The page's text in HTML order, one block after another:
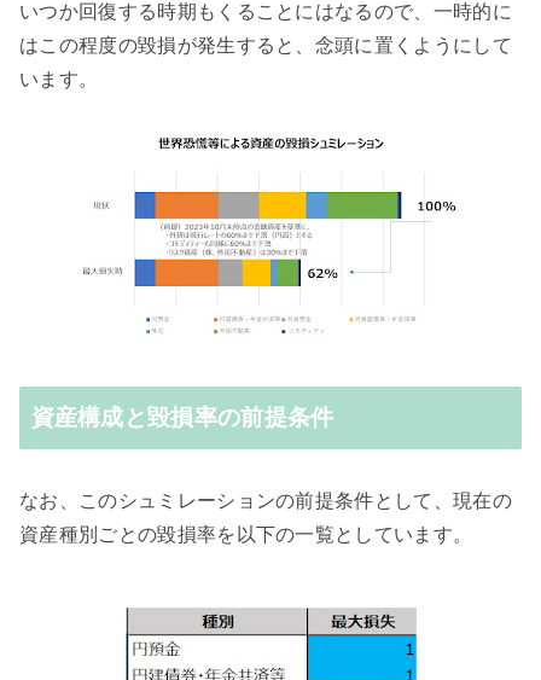
いつか回復する時期もくることにはなるので、一時的に
はこの程度の毀損が発生すると、念頭に置くようにして
います。
資産構成と毀損率の前提条件
なお、このシュミレーションの前提条件として、現在の
資産種別ごとの毀損率を以下の一覧としています。